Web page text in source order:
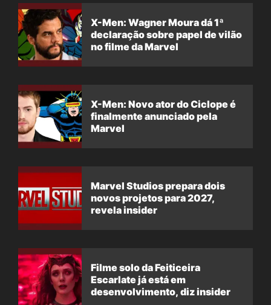
X-Men: Wagner Moura dá 1ª
declaração sobre papel de vilão
no filme da Marvel
X-Men: Novo ator do Ciclope é
finalmente anunciado pela
Marvel
Marvel Studios prepara dois
novos projetos para 2027,
revela insider
Filme solo da Feiticeira
Escarlate já está em
desenvolvimento, diz insider